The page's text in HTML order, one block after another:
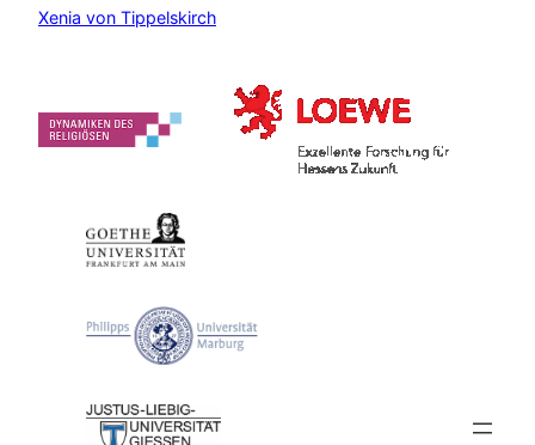
Xenia von Tippelskirch